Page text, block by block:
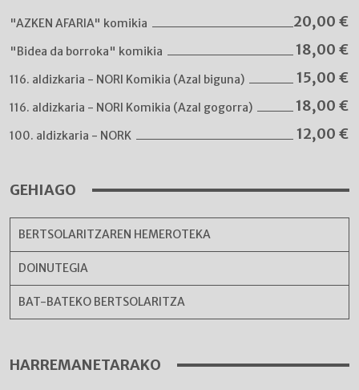
"AZKEN AFARIA" komikia 20,00 €
"Bidea da borroka" komikia 18,00 €
116. aldizkaria - NORI Komikia (Azal biguna) 15,00 €
116. aldizkaria - NORI Komikia (Azal gogorra) 18,00 €
100. aldizkaria - NORK 12,00 €
GEHIAGO
BERTSOLARITZAREN HEMEROTEKA
DOINUTEGIA
BAT-BATEKO BERTSOLARITZA
HARREMANETARAKO